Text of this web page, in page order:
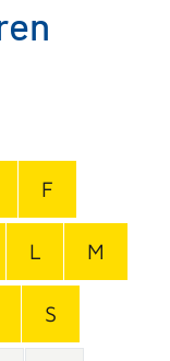
F
L M
S